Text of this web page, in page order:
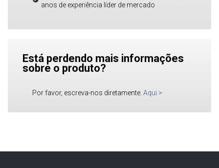
anos de experiência líder de mercado
Está perdendo mais informações
sobre o produto?
Por favor, escreva-nos diretamente. Aqui >